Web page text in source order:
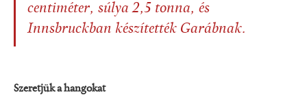
centiméter, súlya 2,5 tonna, és
Innsbruckban készítették Garábnak.
Szeretjük a hangokat